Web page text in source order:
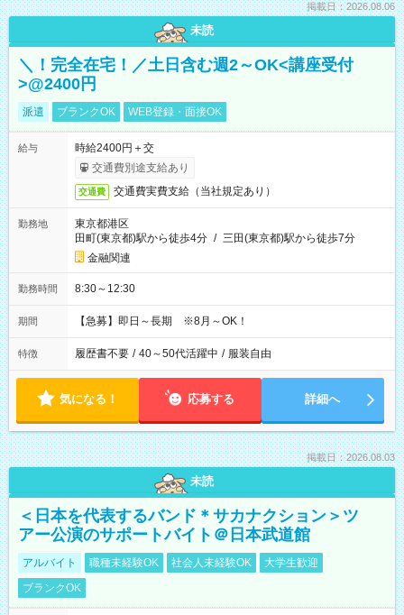
掲載日：2026.08.06
未読
＼！完全在宅！／土日含む週2～OK<講座受付
>@2400円
派遣 ブランクOK WEB登録・面接OK
給与
時給2400円＋交
交通費別途支給あり
交通費 交通費実費支給（当社規定あり）
勤務地
東京都港区
田町(東京都)駅から徒歩4分 / 三田(東京都)駅から徒歩7分
金融関連
勤務時間 8:30～12:30
期間 【急募】即日～長期 ※8月～OK！
特徴 履歴書不要 / 40～50代活躍中 / 服装自由
気になる！ 応募する 詳細へ
掲載日：2026.08.03
未読
＜日本を代表するバンド＊サカナクション＞ツ
アー公演のサポートバイト＠日本武道館
アルバイト 職種未経験OK 社会人未経験OK
大学生歓迎
ブランクOK